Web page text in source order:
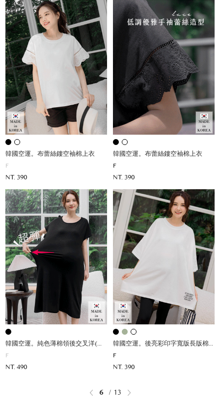
韓國空運。布蕾絲鏤空袖棉上衣
F
NT. 390
韓國空運。布蕾絲鏤空袖棉上衣
F
NT. 390
韓國空運。純色薄棉領後交叉洋(Q彈)
F
NT. 490
韓國空運。後亮彩印字寬版長版棉上衣
F
NT. 390
6 13